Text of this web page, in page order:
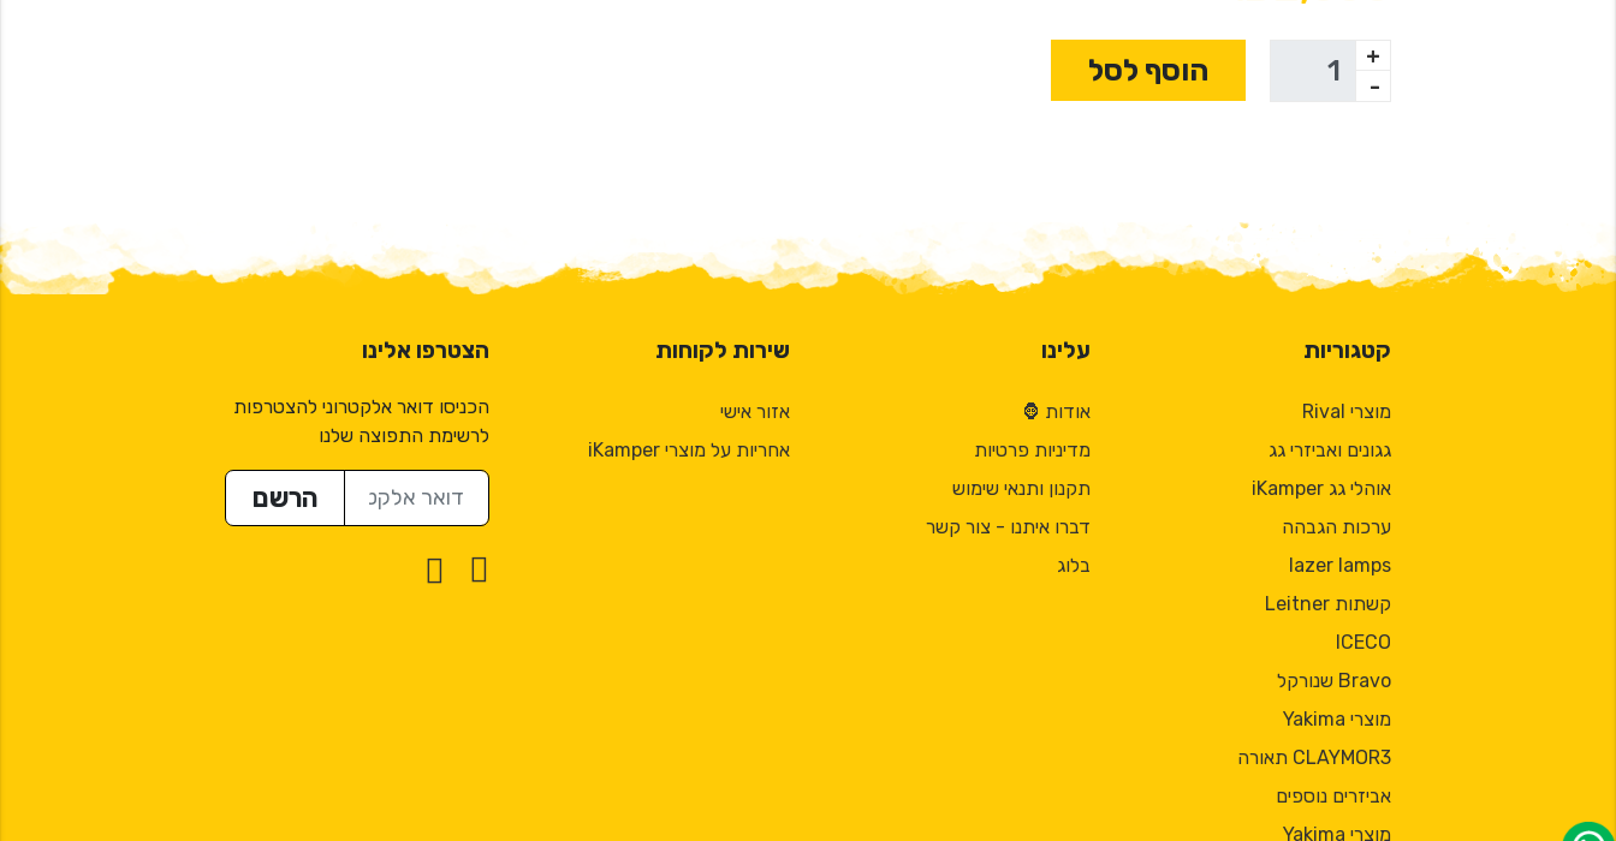
+
-
הוסף לסל
קטגוריות
מוצרי Rival
גגונים ואביזרי גג
אוהלי גג iKamper
ערכות הגבהה
lazer lamps
קשתות Leitner
ICECO
Bravo שנורקל
מוצרי Yakima
CLAYMOR3 תאורה
אביזרים נוספים
מוצרי Yakima
עלינו
אודות 🦍
מדיניות פרטיות
תקנון ותנאי שימוש
דברו איתנו - צור קשר
בלוג
שירות לקוחות
אזור אישי
אחריות על מוצרי iKamper
הצטרפו אלינו
הכניסו דואר אלקטרוני להצטרפות
לרשימת התפוצה שלנו
דואר אלקטרוני הרשם